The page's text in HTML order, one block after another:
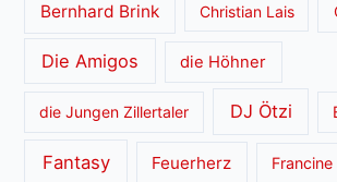
Bernhard Brink Christian Lais
Die Amigos die Höhner
die Jungen Zillertaler DJ Ötzi
Fantasy Feuerherz